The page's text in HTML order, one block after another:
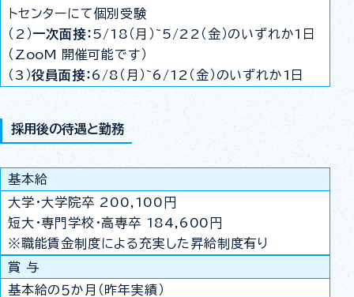
トセンターにて個別受験
（2）一次面接：5/18（月）~5/22（金）のいずれか1日
（ZooM 開催可能です）
（3）役員面接：6/8（月）~6/12（金）のいずれか1日
採用後の待遇と勤務
基本給
大学・大学院卒 200,100円
短大・専門学校・高専卒 184,600円
※職能賃金制度による充実した昇給制度有り
賞 与
基本給の５か月（昨年実績）